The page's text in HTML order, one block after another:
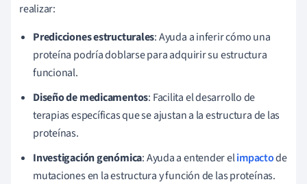
realizar:
Predicciones estructurales: Ayuda a inferir cómo una
proteína podría doblarse para adquirir su estructura
funcional.
Diseño de medicamentos: Facilita el desarrollo de
terapias específicas que se ajustan a la estructura de las
proteínas.
Investigación genómica: Ayuda a entender elimpactode
mutaciones en la estructura y función de las proteínas.